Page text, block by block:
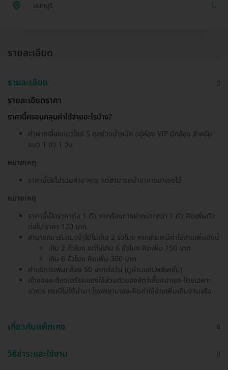
นนทบุรี
รายละเอียด
รายละเอียด
รายละเอียดราคา
ราคานี้ครอบคลุมค่าใช้จ่ายอะไรบ้าง?
ค่าฝากเลี้ยงแมวไซซ์ S ทุกช่วงน้ำหนัก อยู่ห้อง VIP มีกล้อง สำหรับ
แมว 1 ตัว 1 วัน
หมายเหตุ
ราคานี้ยังไม่รวมค่าอาหาร แต่สามารถนำอาหารมาเองได้
หมายเหตุ
ราคานี้เป็นราคาต่อ 1 ตัว หากต้องการฝากมากกว่า 1 ตัว คิดเพิ่มตัว
ต่อไป ราคา 120 บาท
สามารถมารับแมวช้าได้ไม่เกิน 2 ชั่วโมง หากเกินจะมีค่าใช้จ่ายเพิ่มดังนี้
เกิน 2 ชั่วโมง แต่ไม่เกิน 6 ชั่วโมง คิดเพิ่ม 150 บาท
เกิน 6 ชั่วโมง คิดเพิ่ม 300 บาท
ค่าบริการเพิ่มกล้อง 50 บาทต่อวัน (ดูผ่านแอปพลิเคชัน)
เจ้าของจะต้องเตรียมของใช้ส่วนตัวของสัตว์เลี้ยงมาเอง โดยเฉพาะ
อาหาร กรณีไม่ได้นำมา โรงพยาบาลจะคิดค่าใช้จ่ายเพิ่มเติมตามจริง
เกี่ยวกับแพ็กเกจ
วิธีชำระและใช้งาน